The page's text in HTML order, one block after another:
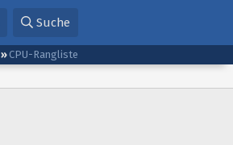
Suche
CPU-Rangliste